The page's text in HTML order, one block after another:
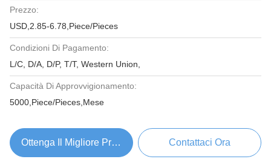
Prezzo:
USD,2.85-6.78,Piece/Pieces
Condizioni Di Pagamento:
L/C, D/A, D/P, T/T, Western Union,
Capacità Di Approvvigionamento:
5000,Piece/Pieces,Mese
Ottenga Il Migliore Prezzo Contattaci Ora